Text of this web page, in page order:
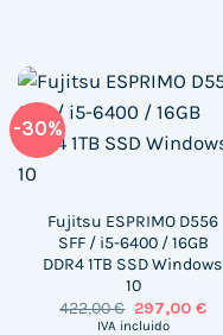
-30%
Fujitsu ESPRIMO D556
SFF / i5-6400 / 16GB
DDR4 1TB SSD Windows
10
422,00€ El
precio
297,00 €El
IVA incluido